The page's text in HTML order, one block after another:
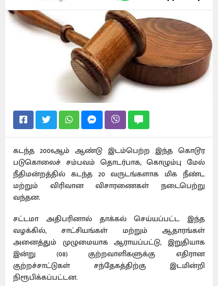
கடந்த 2006ஆம் ஆண்டு இடம்பெற்ற இந்த கொடூர
படுகொலைச் சம்பவம் தொடர்பாக, கொழும்பு மேல்
நீதிமன்றத்தில் கடந்த 20 வருடங்களாக மிக நீண்ட
மற்றும் விரிவான விசாரணைகள் நடைபெற்று
வந்தன.
சட்டமா அதிபரினால் தாக்கல் செய்யப்பட்ட இந்த
வழக்கில், சாட்சியங்கள் மற்றும் ஆதாரங்கள்
அனைத்தும் முழுமையாக ஆராயப்பட்டு, இறுதியாக
இன்று (08) குற்றவாளிகளுக்கு எதிரான
குற்றச்சாட்டுகள் சந்தேகத்திற்கு இடமின்றி
நிரூபிக்கப்பட்டன.